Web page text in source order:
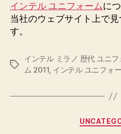
インテル ユニフォームに
当社のウェブサイト上で
す。
Etiquetas
インテル ミラノ 歴代 ユニ
ム 2011, インテル ユニフォ